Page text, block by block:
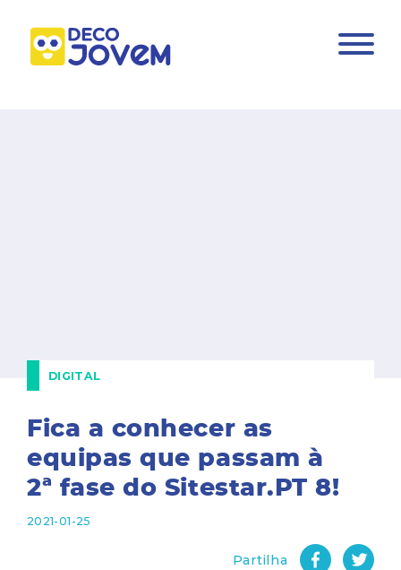
Fica a conhecer as
equipas que passam à
2ª fase do Sitestar.PT 8!
2021-01-25
Partilha
DIGITAL